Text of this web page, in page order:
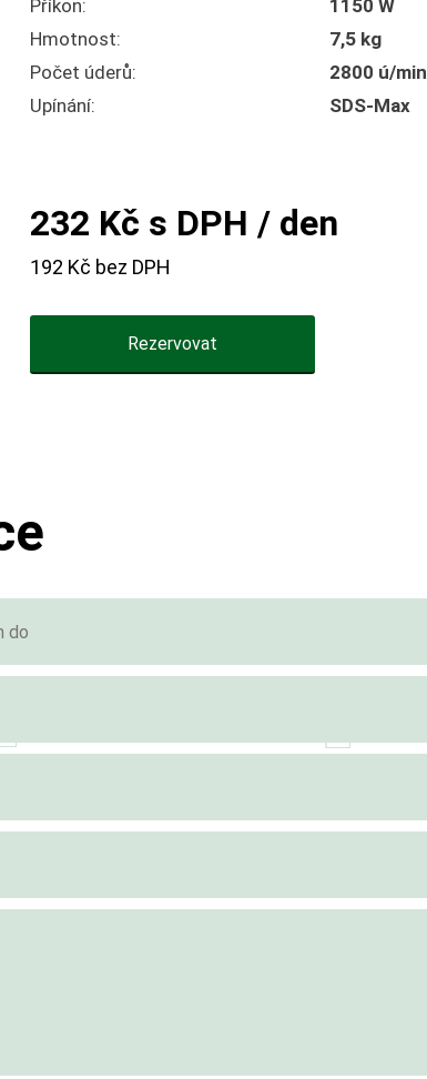
Příkon:
1150 W
Hmotnost:
7,5 kg
Počet úderů:
2800 ú/min
Upínání:
SDS-Max
232 Kč s DPH / den
192 Kč bez DPH
Rezervovat